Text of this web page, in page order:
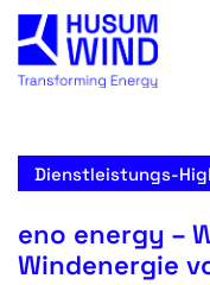
Dienstleistungs-
eno energy –
Windenergie